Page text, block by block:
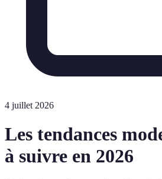
4 juillet 2026
Les tendances
à suivre en 2026